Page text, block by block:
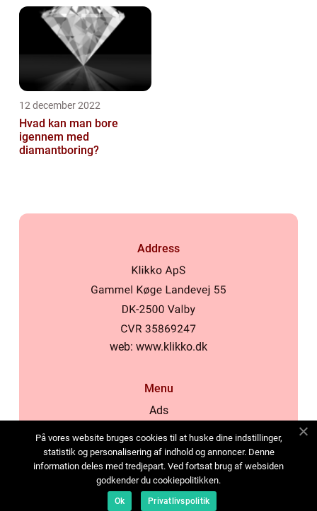
12 december 2022
Hvad kan man bore
igennem med
diamantboring?
Address
web: www.klikko.dk
Menu
Ads
Cookies
Contact
Sitemap
På vores website bruges cookies til at huske dine indstillinger,
statistik og personalisering af indhold og annoncer. Denne
information deles med tredjepart. Ved fortsat brug af websiden
godkender du cookiepolitikken.
Ok Privatlivspolitik